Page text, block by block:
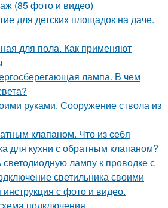
(85 фото и видео)
для детских площадок на даче.
для пола. Как применяют
лампа. В чем
руками. Сооружение ствола из
клапаном. Что из себя
для кухни с обратным клапаном?
светодиодную лампу к проводке с
светильника своими
с фото и видео.